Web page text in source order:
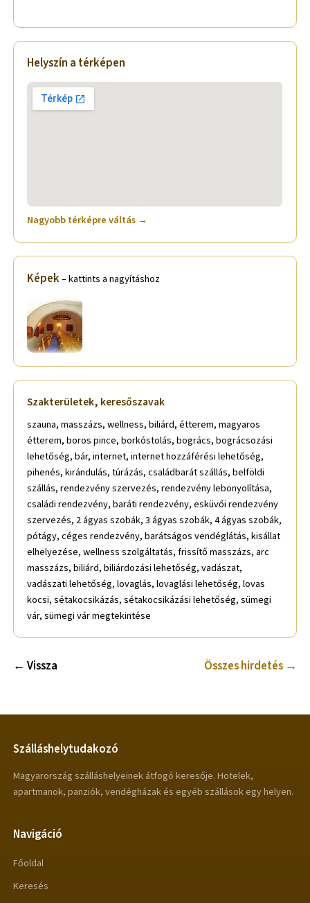
Helyszín a térképen
Nagyobb térképre váltás →
Képek– kattints a nagyításhoz
Szakterületek, keresőszavak
szauna, masszázs, wellness, biliárd, étterem, magyaros
étterem, boros pince, borkóstolás, bogrács, bográcsozási
lehetőség, bár, internet, internet hozzáférési lehetőség,
pihenés, kirándulás, túrázás, családbarát szállás, belföldi
szállás, rendezvény szervezés, rendezvény lebonyolítása,
családi rendezvény, baráti rendezvény, esküvői rendezvény
szervezés, 2 ágyas szobák, 3 ágyas szobák, 4 ágyas szobák,
pótágy, céges rendezvény, barátságos vendéglátás, kisállat
elhelyezése, wellness szolgáltatás, frissítő masszázs, arc
masszázs, biliárd, biliárdozási lehetőség, vadászat,
vadászati lehetőség, lovaglás, lovaglási lehetőség, lovas
kocsi, sétakocsikázás, sétakocsikázási lehetőség, sümegi
vár, sümegi vár megtekintése
← Vissza Összes hirdetés →
Szálláshelytudakozó
Magyarország szálláshelyeinek átfogó keresője. Hotelek,
apartmanok, panziók, vendégházak és egyéb szállások egy helyen.
Navigáció
Főoldal
Keresés